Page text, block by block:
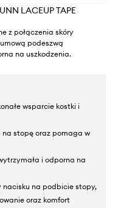
LACEUP TAPE
z połączenia skóry
podeszwą
na uszkodzenia.
wsparcie kostki i
na stopę oraz pomaga w
i odporna na
nacisku na podbicie stopy,
oraz komfort